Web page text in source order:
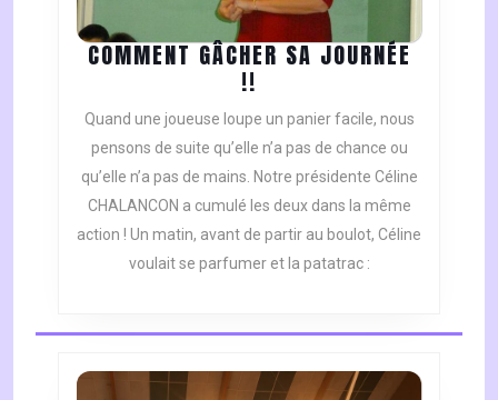
COMMENT GÂCHER SA JOURNÉE
!!
GÂCHER
SA
JOURNÉE
!!
Quand une joueuse loupe un panier facile, nous
pensons de suite qu’elle n’a pas de chance ou
qu’elle n’a pas de mains. Notre présidente Céline
CHALANCON a cumulé les deux dans la même
action ! Un matin, avant de partir au boulot, Céline
voulait se parfumer et la patatrac :